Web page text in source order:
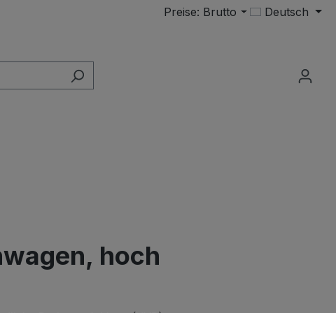
Preise: Brutto Deutsch
hoch